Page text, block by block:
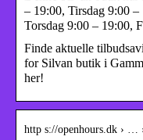
– 19:00, Tirsdag 9:00
Torsdag 9:00 – 19:00,
Finde aktuelle
for Silvan butik i
her!
http s://openhours.dk › …